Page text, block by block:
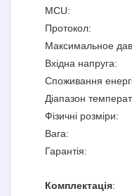
MCU:
Протокол:
Максимальное
Вхідна напруга:
Споживання
Діапазон
Фізичні розміри:
Вага:
Гарантія:
Комплектація: